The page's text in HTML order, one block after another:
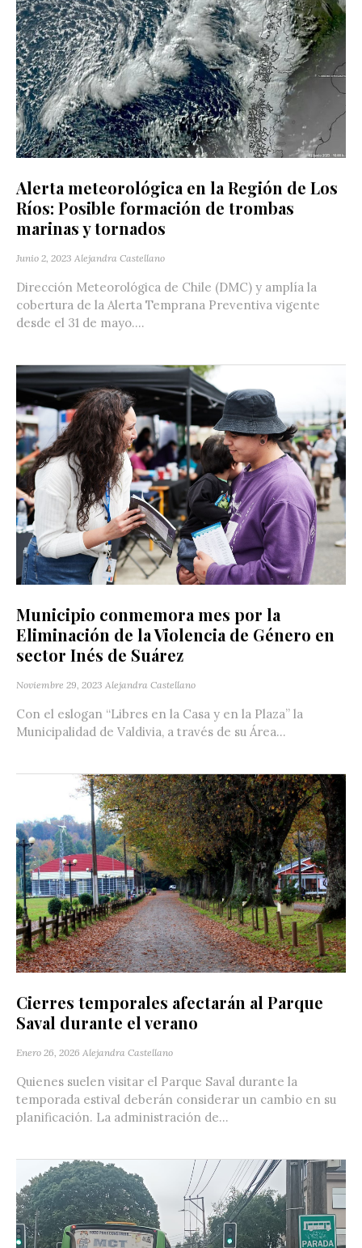
Alerta meteorológica en la Región de Los
Ríos: Posible formación de trombas
marinas y tornados
Junio 2, 2023 Alejandra Castellano
Dirección Meteorológica de Chile (DMC) y amplía la
cobertura de la Alerta Temprana Preventiva vigente
desde el 31 de mayo....
Municipio conmemora mes por la
Eliminación de la Violencia de Género en
sector Inés de Suárez
Noviembre 29, 2023 Alejandra Castellano
Con el eslogan “Libres en la Casa y en la Plaza” la
Municipalidad de Valdivia, a través de su Área...
Cierres temporales afectarán al Parque
Saval durante el verano
Enero 26, 2026 Alejandra Castellano
Quienes suelen visitar el Parque Saval durante la
temporada estival deberán considerar un cambio en su
planificación. La administración de...